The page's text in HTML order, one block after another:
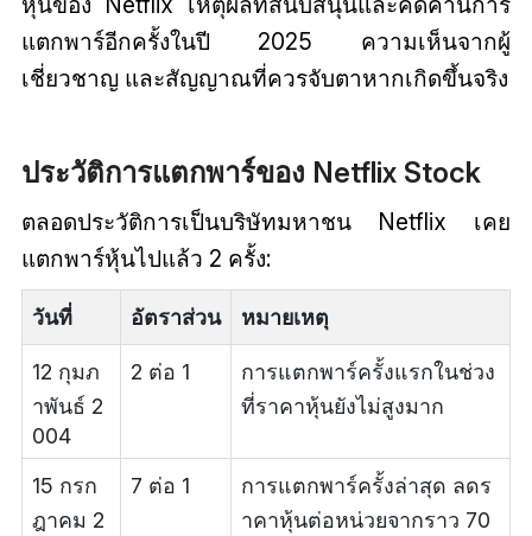
แตกพาร์อีกครั้งในปี 2025 ความเห็นจากผู้
เชี่ยวชาญ และสัญญาณที่ควรจับตาหากเกิดขึ้นจริง
ประวัติการแตกพาร์ของ Netflix Stock
ตลอดประวัติการเป็นบริษัทมหาชน Netflix เคย
แตกพาร์หุ้นไปแล้ว 2 ครั้ง:
วันที่ อัตราส่วน หมายเหตุ
12 กุมภ
าพันธ์ 2
004
2 ต่อ 1
การแตกพาร์ครั้งแรกในช่วง
ที่ราคาหุ้นยังไม่สูงมาก
15 กรก
ฎาคม 2
7 ต่อ 1
การแตกพาร์ครั้งล่าสุด ลดร
าคาหุ้นต่อหน่วยจากราว 70